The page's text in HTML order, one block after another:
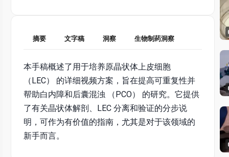
摘要 文字稿 洞察 生物制药洞察
本手稿概述了用于培养原晶状体上皮细胞
（LEC） 的详细视频方案，旨在提高可重复性并
帮助白内障和后囊混浊 （PCO） 的研究。它提供
了有关晶状体解剖、LEC 分离和验证的分步说
明，可作为有价值的指南，尤其是对于该领域的
新手而言。